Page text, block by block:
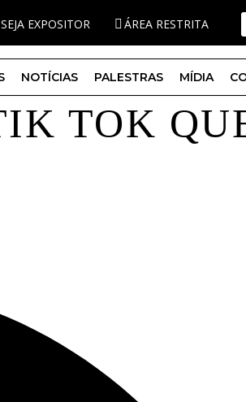
SEJA EXPOSITOR ÁREA RESTRITA
NOTÍCIAS PALESTRAS MÍDIA
TOK